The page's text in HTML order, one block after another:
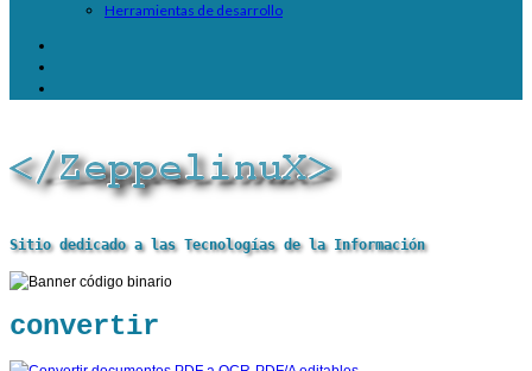
Herramientas de desarrollo
Sitio dedicado a las Tecnologías de la Información
convertir